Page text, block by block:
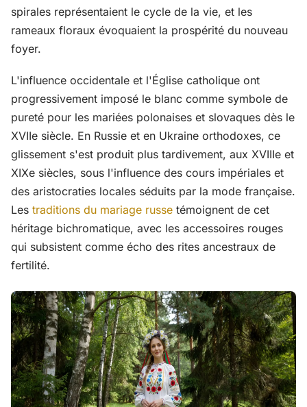
spirales représentaient le cycle de la vie, et les
rameaux floraux évoquaient la prospérité du nouveau
foyer.
L'influence occidentale et l'Église catholique ont
progressivement imposé le blanc comme symbole de
pureté pour les mariées polonaises et slovaques dès le
XVIIe siècle. En Russie et en Ukraine orthodoxes, ce
glissement s'est produit plus tardivement, aux XVIIIe et
XIXe siècles, sous l'influence des cours impériales et
des aristocraties locales séduits par la mode française.
Les traditions du mariage russe témoignent de cet
héritage bichromatique, avec les accessoires rouges
qui subsistent comme écho des rites ancestraux de
fertilité.